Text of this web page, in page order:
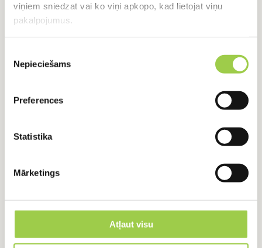
viņiem sniedzat vai ko viņi apkopo, kad lietojat viņu
pakalpojumus.
izvēle
Nepieciešams
Preferences
Statistika
Mārketings
Atļaut visu
RADUŠIES JAUTĀJUMI?
Sazinies ar mums
+371 24918422
Vārds, Uzvārds